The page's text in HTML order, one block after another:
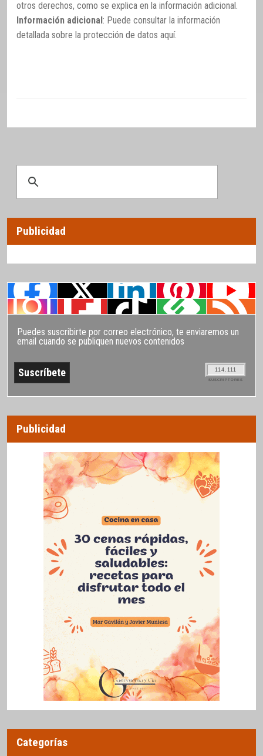
otros derechos, como se explica en la información adicional.
Información adicional: Puede consultar la información
detallada sobre la protección de datos aquí.
Publicidad
Puedes suscribirte por correo electrónico, te enviaremos un
email cuando se publiquen nuevos contenidos
114.111
SUSCRIPTORES
Publicidad
Categorías